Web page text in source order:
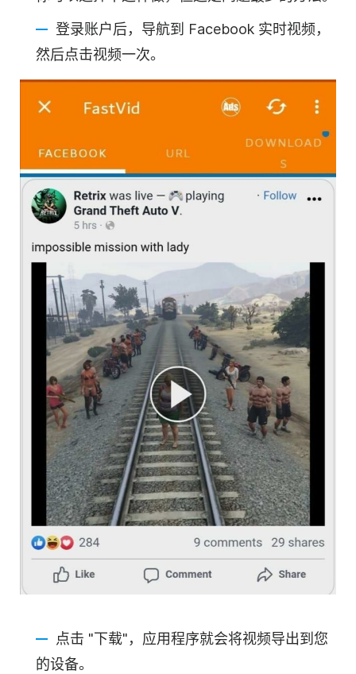
登录账户后，导航到 Facebook 实时视频，
然后点击视频一次。
点击 "下载"，应用程序就会将视频导出到您
的设备。